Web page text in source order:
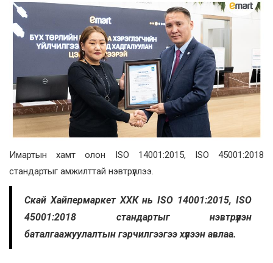
Имартын хамт олон ISO 14001:2015, ISO 45001:2018
стандартыг амжилттай нэвтрүүллээ.
Скай Хайпермаркет ХХК нь ISO 14001:2015, ISO
45001:2018 стандартыг нэвтрүүлэн
баталгаажуулалтын гэрчилгээгээ хүлээн авлаа.